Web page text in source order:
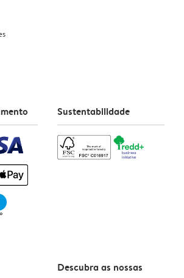
Sustentabilidade
Descubra as nossas